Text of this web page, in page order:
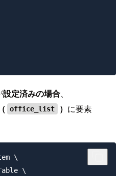
設定済みの場合、
office_list ） に要素
\
\